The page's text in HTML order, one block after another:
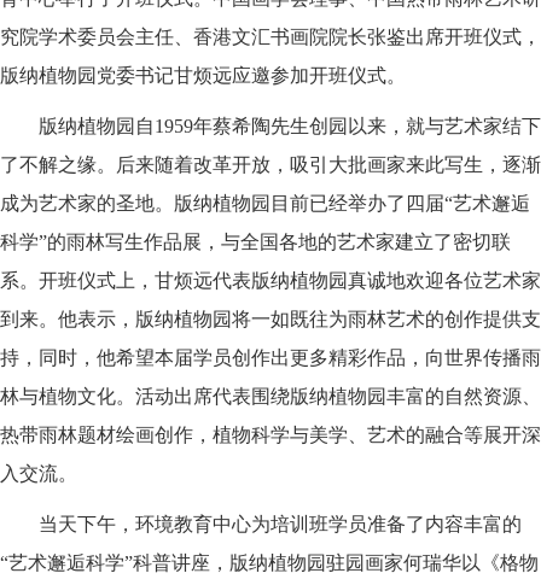
究院学术委员会主任、香港文汇书画院院长张鉴出席开班仪式，
版纳植物园党委书记甘烦远应邀参加开班仪式。
版纳植物园自1959年蔡希陶先生创园以来，就与艺术家结下
了不解之缘。后来随着改革开放，吸引大批画家来此写生，逐渐
成为艺术家的圣地。版纳植物园目前已经举办了四届“艺术邂逅
科学”的雨林写生作品展，与全国各地的艺术家建立了密切联
系。开班仪式上，甘烦远代表版纳植物园真诚地欢迎各位艺术家
到来。他表示，版纳植物园将一如既往为雨林艺术的创作提供支
持，同时，他希望本届学员创作出更多精彩作品，向世界传播雨
林与植物文化。活动出席代表围绕版纳植物园丰富的自然资源、
热带雨林题材绘画创作，植物科学与美学、艺术的融合等展开深
入交流。
当天下午，环境教育中心为培训班学员准备了内容丰富的
“艺术邂逅科学”科普讲座，版纳植物园驻园画家何瑞华以《格物